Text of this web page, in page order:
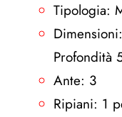
Tipologia:
Profondità
Ante: 3
Ripiani: 1